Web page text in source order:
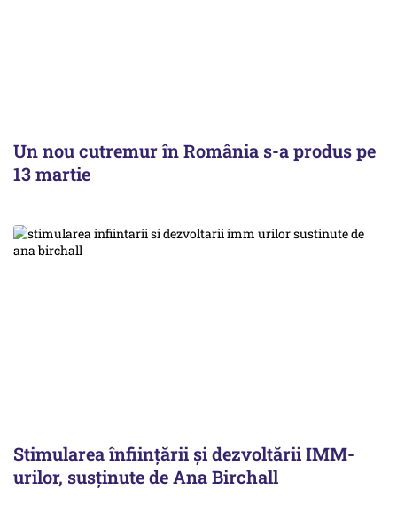
Un nou cutremur în România s-a produs pe
13 martie
Stimularea înfiinţării şi dezvoltării IMM-
urilor, susținute de Ana Birchall